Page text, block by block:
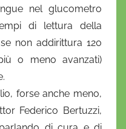
nel glucometro
di lettura della
non addirittura 120
o meno avanzati)
forse anche meno,
Federico Bertuzzi,